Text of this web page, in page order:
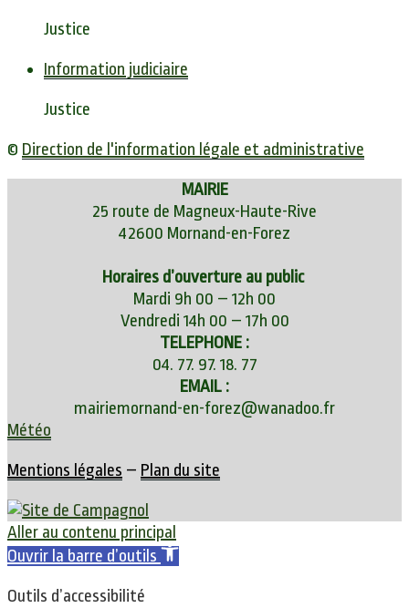
Justice
Information judiciaire
Justice
© Direction de l'information légale et administrative
MAIRIE
25 route de Magneux-Haute-Rive
42600 Mornand-en-Forez
Horaires d’ouverture au public
Mardi 9h 00 – 12h 00
Vendredi 14h 00 – 17h 00
TELEPHONE :
04. 77. 97. 18. 77
EMAIL :
mairiemornand-en-forez@wanadoo.fr
Météo
Mentions légales – Plan du site
Aller au contenu principal
Ouvrir la barre d’outils
Outils d’accessibilité